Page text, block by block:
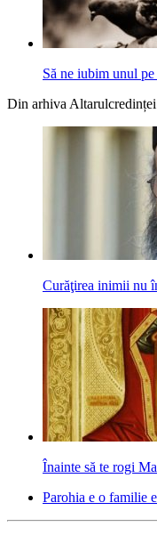
Să ne iubim unul
Din arhiva
Curăţirea inimii nu
Înainte să te rogi
Parohia e o familie